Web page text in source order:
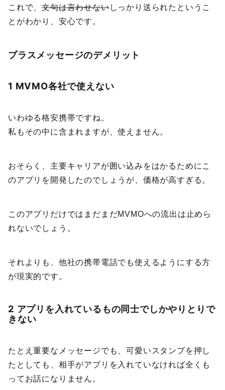
これで、文句は言わせないしっかり送られたというこ
とがわかり、安心です。
プラスメッセージのデメリット
1 MVMO各社で使えない
いわゆる格安携帯ですね。
私もその中に含まれますが、使えません。
おそらく、主要キャリアが囲い込みをはかるためにこ
のアプリを開発したのでしょうが、価格が高すぎる。
このアプリだけではまだまだMVMOへの流出は止めら
れないでしょう。
それよりも、他社の携帯電話でも使えるようにする方
が現実的です。
2 アプリを入れているもの同士でしかやりとりで
きない
たとえ重要なメッセージでも、可愛いスタンプを押し
たとしても、相手がアプリを入れていなければ全くも
ってお話になりません。